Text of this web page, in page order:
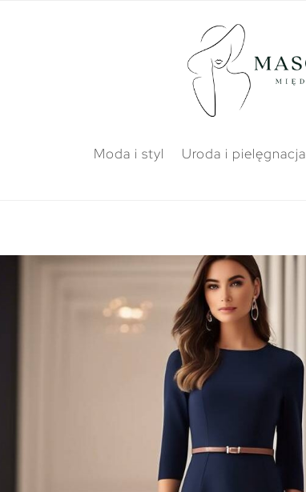
Moda i styl Uroda i pielęgnacja